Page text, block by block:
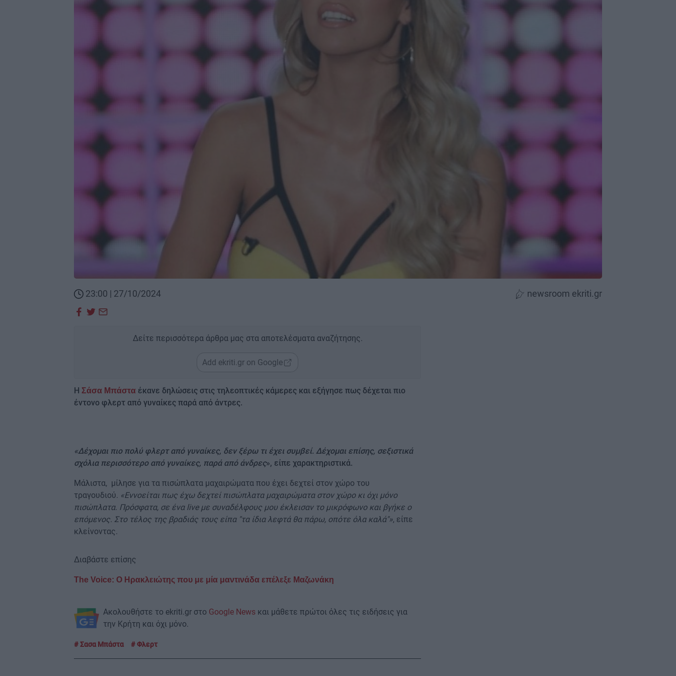
23:00 | 27/10/2024 newsroom ekriti.gr
Δείτε περισσότερα άρθρα μας στα αποτελέσματα αναζήτησης.
Add ekriti.gr on Google
Η Σάσα Μπάστα έκανε δηλώσεις στις τηλεοπτικές κάμερες και εξήγησε πως δέχεται πιο
έντονο φλερτ από γυναίκες παρά από άντρες.
«Δέχομαι πιο πολύ φλερτ από γυναίκες, δεν ξέρω τι έχει συμβεί. Δέχομαι επίσης, σεξιστικά
σχόλια περισσότερο από γυναίκες, παρά από άνδρες», είπε χαρακτηριστικά.
Μάλιστα, μίλησε για τα πισώπλατα μαχαιρώματα που έχει δεχτεί στον χώρο του
τραγουδιού. «Εννοείται πως έχω δεχτεί πισώπλατα μαχαιρώματα στον χώρο κι όχι μόνο
πισώπλατα. Πρόσφατα, σε ένα live με συναδέλφους μου έκλεισαν το μικρόφωνο και βγήκε ο
επόμενος. Στο τέλος της βραδιάς τους είπα "τα ίδια λεφτά θα πάρω, οπότε όλα καλά"», είπε
κλείνοντας.
Διαβάστε επίσης
The Voice: Ο Ηρακλειώτης που με μία μαντινάδα επέλεξε Μαζωνάκη
Ακολουθήστε το ekriti.gr στο Google News και μάθετε πρώτοι όλες τις ειδήσεις για
την Κρήτη και όχι μόνο.
Σασα Μπάστα Φλερτ